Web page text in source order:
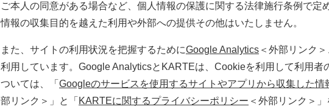
ご本人の同意がある場合など、個人情報の保護に関する法律施行条例で定
情報の収集目的を越えた利用や外部への提供その他はいたしません。
また、サイトの利用状況を把握するためにGoogle Analytics ＜外部リンク＞
利用しています。Google AnalyticsとKARTEは、Cookieを利用して利用者
ついては、「 Googleのサービスを使用するサイトやアプリから収集した情
部リンク＞ 」と「 KARTEに関するプライバシーポリシー ＜外部リンク＞